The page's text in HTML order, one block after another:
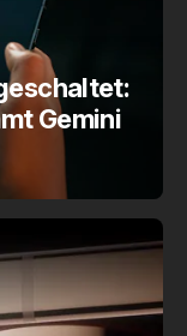
Gemini